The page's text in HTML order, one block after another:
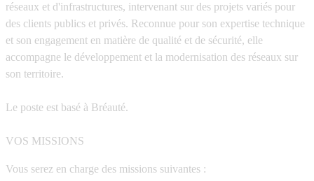
réseaux et d'infrastructures, intervenant sur des projets variés pour
des clients publics et privés. Reconnue pour son expertise technique
et son engagement en matière de qualité et de sécurité, elle
accompagne le développement et la modernisation des réseaux sur
son territoire.
Le poste est basé à Bréauté.
VOS MISSIONS
Vous serez en charge des missions suivantes :